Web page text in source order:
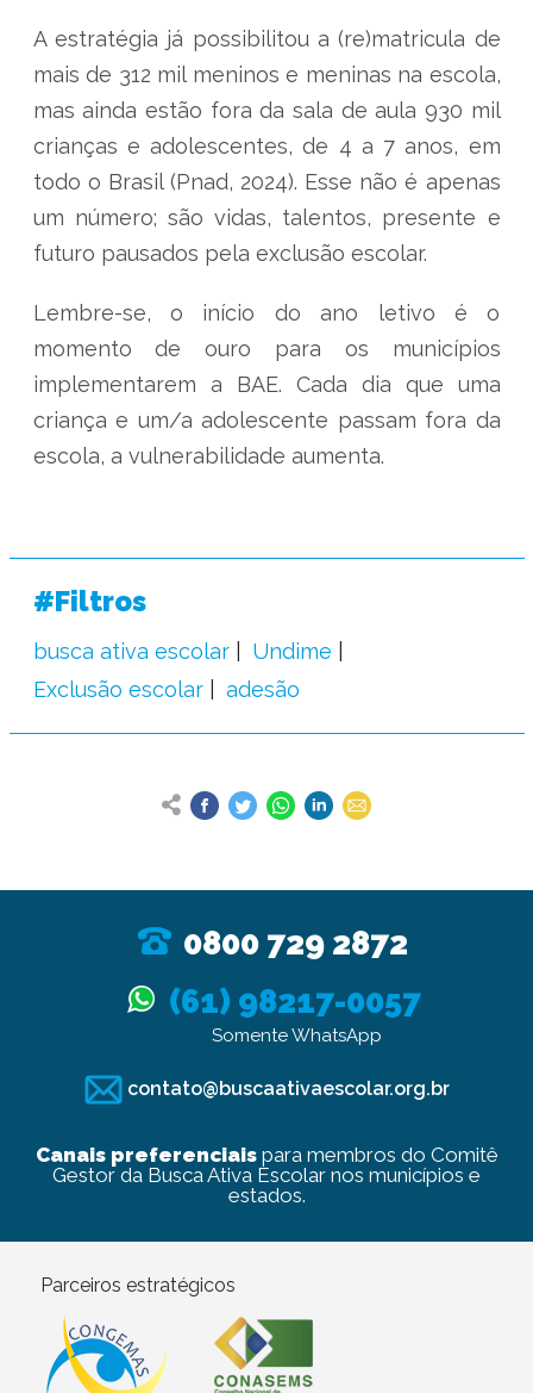
A estratégia já possibilitou a (re)matricula de
mais de 312 mil meninos e meninas na escola,
mas ainda estão fora da sala de aula 930 mil
crianças e adolescentes, de 4 a 7 anos, em
todo o Brasil (Pnad, 2024). Esse não é apenas
um número; são vidas, talentos, presente e
futuro pausados pela exclusão escolar.
Lembre-se, o início do ano letivo é o
momento de ouro para os municípios
implementarem a BAE. Cada dia que uma
criança e um/a adolescente passam fora da
escola, a vulnerabilidade aumenta.
#Filtros
busca ativa escolar
Undime
Exclusão escolar
adesão
0800 729 2872
(61) 98217-0057
Somente WhatsApp
contato@buscaativaescolar.org.br
Canais preferenciaispara membros do Comitê
Gestor da Busca Ativa Escolar nos municípios e
estados.
Parceiros estratégicos